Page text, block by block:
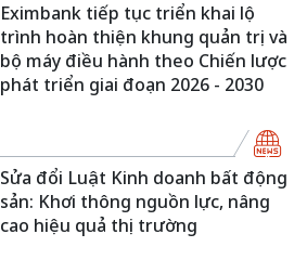
Eximbank tiếp tục triển khai lộ
trình hoàn thiện khung quản trị và
bộ máy điều hành theo Chiến lược
phát triển giai đoạn 2026 - 2030
Sửa đổi Luật Kinh doanh bất động
sản: Khơi thông nguồn lực, nâng
cao hiệu quả thị trường